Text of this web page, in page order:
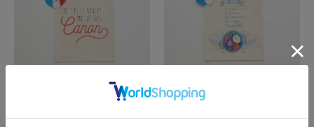
キャンバストートバッグ 【ALMA MATE
￥1,287(税込)
DAY by DAY It's international
キャンバストートバッグ 【ALMA MATE
￥1,287(税込)